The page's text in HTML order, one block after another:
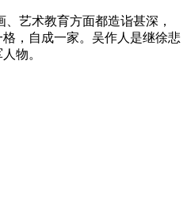
艺术教育方面都造诣甚深，
，自成一家。吴作人是继徐悲
物。